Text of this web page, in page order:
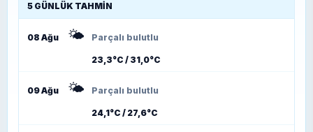
5 GÜNLÜK TAHMIN
08 Ağu 🌤️ Parçalı bulutlu
23,3°C / 31,0°C
09 Ağu 🌤️ Parçalı bulutlu
24,1°C / 27,6°C